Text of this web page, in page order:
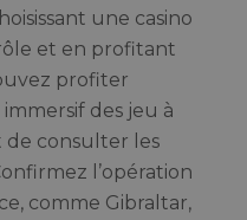
une casino
et en profitant
profiter
des jeu à
de consulter les
l’opération
comme Gibraltar,